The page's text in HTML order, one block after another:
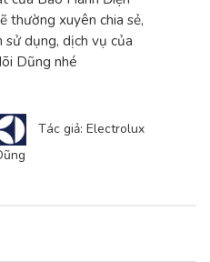
thường xuyên chia sẻ,
sử dụng, dịch vụ của
Dũng nhé
Tác giả: Electrolux